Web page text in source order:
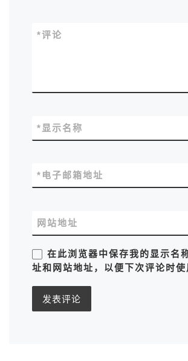
评论
*
显示名称
*
电子邮箱地址
*
网站地址
在此浏览器中保存我的显示名
址和网站地址，以便下次评论时使